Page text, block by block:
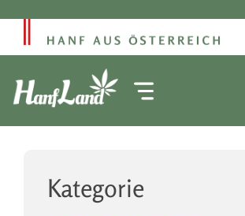
springen
Kategorie